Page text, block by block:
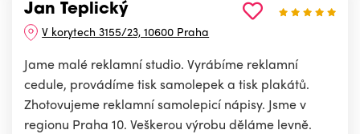
Jan Teplický
V korytech 3155/23, 10600 Praha
Jame malé reklamní studio. Vyrábíme reklamní
cedule, provádíme tisk samolepek a tisk plakátů.
Zhotovujeme reklamní samolepicí nápisy. Jsme v
regionu Praha 10. Veškerou výrobu děláme levně.